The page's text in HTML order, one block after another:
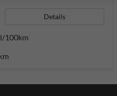
Details
100km